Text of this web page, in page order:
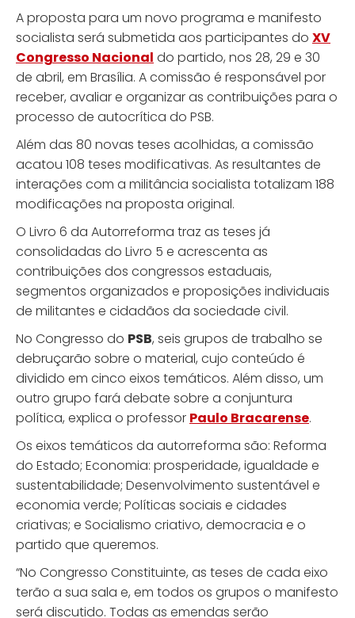
A proposta para um novo programa e manifesto
socialista será submetida aos participantes do XV
Congresso Nacional do partido, nos 28, 29 e 30
de abril, em Brasília. A comissão é responsável por
receber, avaliar e organizar as contribuições para o
processo de autocrítica do PSB.
Além das 80 novas teses acolhidas, a comissão
acatou 108 teses modificativas. As resultantes de
interações com a militância socialista totalizam 188
modificações na proposta original.
O Livro 6 da Autorreforma traz as teses já
consolidadas do Livro 5 e acrescenta as
contribuições dos congressos estaduais,
segmentos organizados e proposições individuais
de militantes e cidadãos da sociedade civil.
No Congresso do PSB, seis grupos de trabalho se
debruçarão sobre o material, cujo conteúdo é
dividido em cinco eixos temáticos. Além disso, um
outro grupo fará debate sobre a conjuntura
política, explica o professor Paulo Bracarense.
Os eixos temáticos da autorreforma são: Reforma
do Estado; Economia: prosperidade, igualdade e
sustentabilidade; Desenvolvimento sustentável e
economia verde; Políticas sociais e cidades
criativas; e Socialismo criativo, democracia e o
partido que queremos.
“No Congresso Constituinte, as teses de cada eixo
terão a sua sala e, em todos os grupos o manifesto
será discutido. Todas as emendas serão